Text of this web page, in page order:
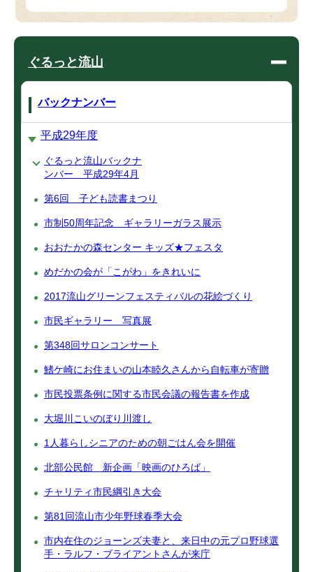
ぐるっと流山
バックナンバー
平成29年度
ぐるっと流山バックナ
ンバー 平成29年4月
第6回 子ども読書まつり
市制50周年記念 ギャラリーガラス展示
おおたかの森センター キッズ★フェスタ
めだかの会が「こがわ」をきれいに
2017流山グリーンフェスティバルの花絵づくり
市民ギャラリー 写真展
第348回サロンコンサート
鰭ケ崎にお住まいの山本睦久さんから自転車が寄贈
市民投票条例に関する市民会議の報告書を作成
大堀川こいのぼり川渡し
1人暮らしシニアのための朝ごはん会を開催
北部公民館 新企画「映画のひろば」
チャリティ市民綱引き大会
第81回流山市少年野球春季大会
市内在住のジョーンズ夫妻と、来日中の元プロ野球選
手・ラルフ・ブライアントさんが来庁